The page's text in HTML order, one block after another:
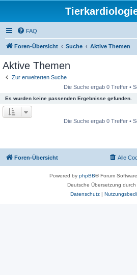
FAQ
Foren-Übersicht Suche Aktive Themen
Aktive Themen
Zur erweiterten Suche
Die Suche ergab 0 Treffer •
Es wurden keine passenden Ergebnisse gefunden.
Die Suche ergab 0 Treffer •
Foren-Übersicht Alle
Powered by phpBB® Forum
Deutsche Übersetzung durch
Datenschutz|